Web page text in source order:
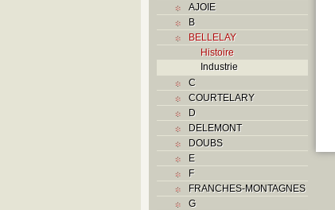
AJOIE
B
BELLELAY
Histoire
Industrie
C
COURTELARY
D
DELEMONT
DOUBS
E
F
FRANCHES-MONTAGNES
G